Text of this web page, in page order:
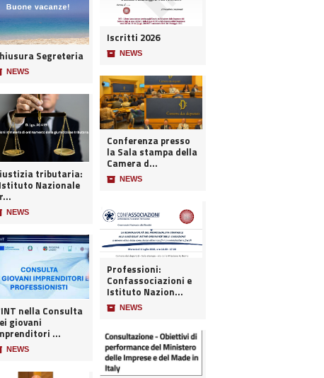
Segreteria
NEWS
tributaria:
Nazionale
NEWS
nella Consulta
giovani
...
NEWS
Iscritti 2026
📦 NEWS
Conferenza presso
la Sala stampa della
Camera d...
📦 NEWS
Professioni:
Confassociazioni e
Istituto Nazion...
📦 NEWS